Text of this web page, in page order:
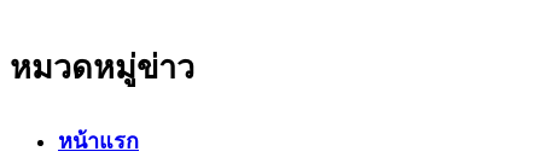
หมวดหมู่ข่าว
หน้าแรก